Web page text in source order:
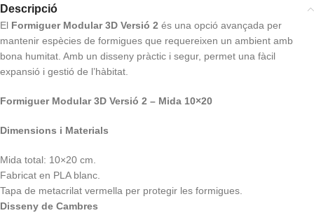
Descripció
El Formiguer Modular 3D Versió 2 és una opció avançada per
mantenir espècies de formigues que requereixen un ambient amb
bona humitat. Amb un disseny pràctic i segur, permet una fàcil
expansió i gestió de l’hàbitat.
Formiguer Modular 3D Versió 2 – Mida 10×20
Dimensions i Materials
Mida total: 10×20 cm.
Fabricat en PLA blanc.
Tapa de metacrilat vermella per protegir les formigues.
Disseny de Cambres